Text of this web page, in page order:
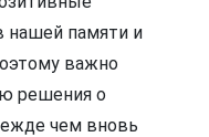
нашей памяти и
важно
решения о
чем вновь